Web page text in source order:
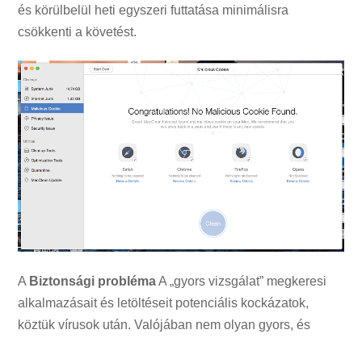
és körülbelül heti egyszeri futtatása minimálisra
csökkenti a követést.
A Biztonsági problémaA „gyors vizsgálat” megkeresi
alkalmazásait és letöltéseit potenciális kockázatok,
köztük vírusok után. Valójában nem olyan gyors, és